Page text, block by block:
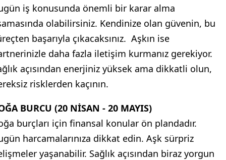
iş konusunda önemli bir karar alma
olabilirsiniz. Kendinize olan güvenin, bu
başarıyla çıkacaksınız. Aşkın ise
daha fazla iletişim kurmanız gerekiyor.
açısından enerjiniz yüksek ama dikkatli olun,
risklerden kaçının.
BURCU (20 NİSAN - 20 MAYIS)
burçları için finansal konular ön plandadır.
harcamalarınıza dikkat edin. Aşk sürpriz
yaşanabilir. Sağlık açısından biraz yorgun